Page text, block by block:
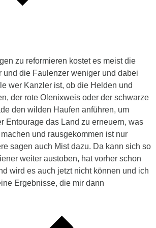
zu reformieren kostet es meist die
und die Faulenzer weniger und dabei
wer Kanzler ist, ob die Helden und
der rote Olenixweis oder der schwarze
den wilden Haufen anführen, um
Entourage das Land zu erneuern, was
und rausgekommen ist nur
sagen auch Mist dazu. Da kann sich so
weiter austoben, hat vorher schon
wird es auch jetzt nicht können und ich
Ergebnisse, die mir dann